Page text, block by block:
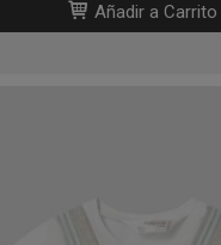
Añadir a Carrito